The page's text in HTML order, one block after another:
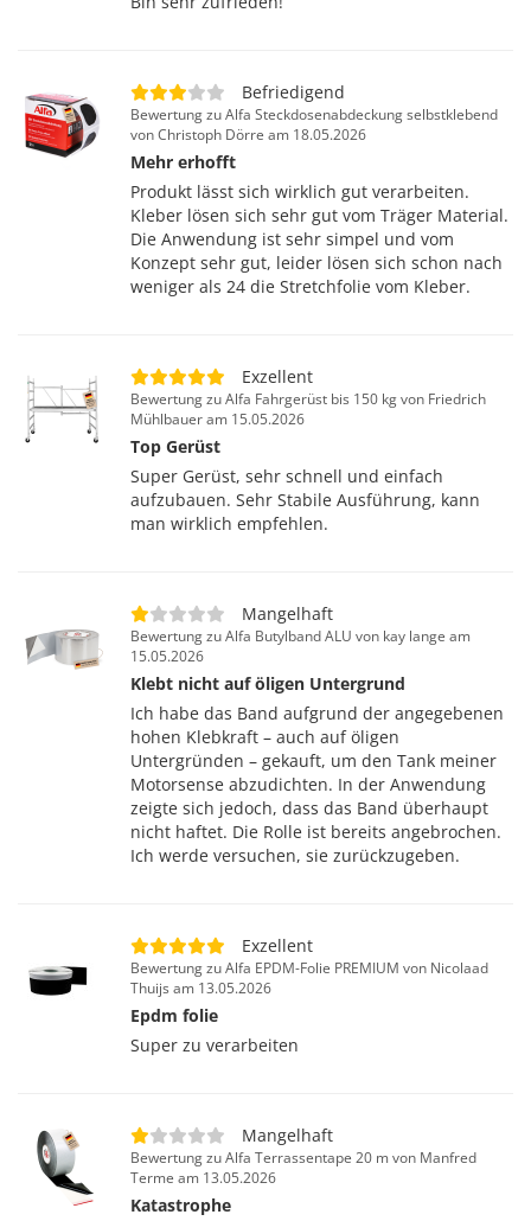
Befriedigend
Bewertung zu Alfa Steckdosenabdeckung selbstklebend
von Christoph Dörre am 18.05.2026
Mehr erhofft
Produkt lässt sich wirklich gut verarbeiten.
Kleber lösen sich sehr gut vom Träger Material.
Die Anwendung ist sehr simpel und vom
Konzept sehr gut, leider lösen sich schon nach
weniger als 24 die Stretchfolie vom Kleber.
Exzellent
Bewertung zu Alfa Fahrgerüst bis 150 kg von Friedrich
Mühlbauer am 15.05.2026
Top Gerüst
Super Gerüst, sehr schnell und einfach
aufzubauen. Sehr Stabile Ausführung, kann
man wirklich empfehlen.
Mangelhaft
Bewertung zu Alfa Butylband ALU von kay lange am
15.05.2026
Klebt nicht auf öligen Untergrund
Ich habe das Band aufgrund der angegebenen
hohen Klebkraft – auch auf öligen
Untergründen – gekauft, um den Tank meiner
Motorsense abzudichten. In der Anwendung
zeigte sich jedoch, dass das Band überhaupt
nicht haftet. Die Rolle ist bereits angebrochen.
Ich werde versuchen, sie zurückzugeben.
Exzellent
Bewertung zu Alfa EPDM-Folie PREMIUM von Nicolaad
Thuijs am 13.05.2026
Epdm folie
Super zu verarbeiten
Mangelhaft
Bewertung zu Alfa Terrassentape 20 m von Manfred
Terme am 13.05.2026
Katastrophe